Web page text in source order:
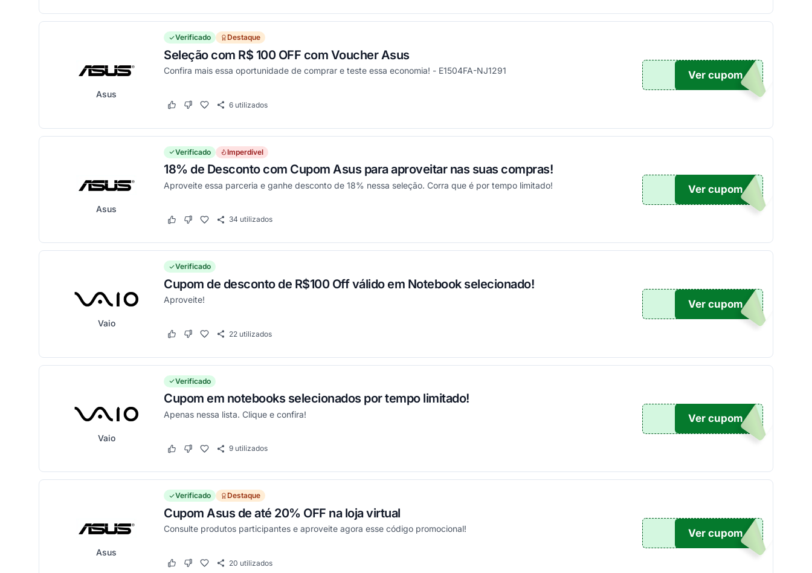
Asus
Verificado Destaque
Seleção com R$ 100 OFF com Voucher Asus
Confira mais essa oportunidade de comprar e teste essa economia! - E1504FA-NJ1291
Este cupom funcionou
Este cupom não funcionou
6 utilizados
100
Ver cupom
Asus
Verificado Imperdível
18% de Desconto com Cupom Asus para aproveitar nas suas compras!
Aproveite essa parceria e ganhe desconto de 18% nessa seleção. Corra que é por tempo limitado!
Este cupom funcionou
Este cupom não funcionou
34 utilizados
US
Ver cupom
Vaio
Verificado
Cupom de desconto de R$100 Off válido em Notebook selecionado!
Aproveite!
Este cupom funcionou
Este cupom não funcionou
22 utilizados
0OFF
Ver cupom
Vaio
Verificado
Cupom em notebooks selecionados por tempo limitado!
Apenas nessa lista. Clique e confira!
Este cupom funcionou
Este cupom não funcionou
9 utilizados
0OFF
Ver cupom
Asus
Verificado Destaque
Cupom Asus de até 20% OFF na loja virtual
Consulte produtos participantes e aproveite agora esse código promocional!
Este cupom funcionou
Este cupom não funcionou
20 utilizados
20
Ver cupom